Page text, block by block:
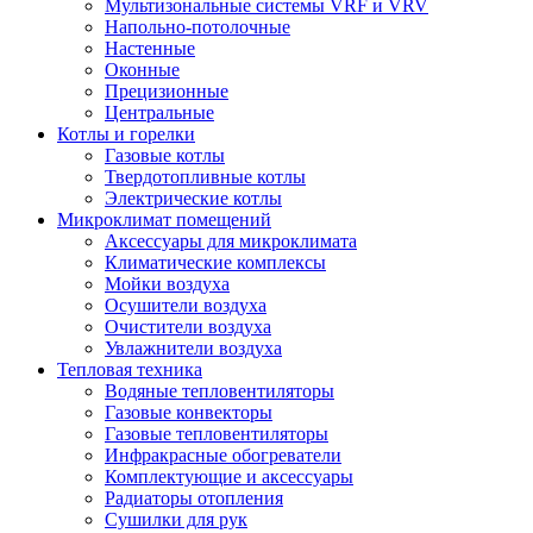
Мультизональные системы VRF и VRV
Напольно-потолочные
Настенные
Оконные
Прецизионные
Центральные
Котлы и горелки
Газовые котлы
Твердотопливные котлы
Электрические котлы
Микроклимат помещений
Аксессуары для микроклимата
Климатические комплексы
Мойки воздуха
Осушители воздуха
Очистители воздуха
Увлажнители воздуха
Тепловая техника
Водяные тепловентиляторы
Газовые конвекторы
Газовые тепловентиляторы
Инфракрасные обогреватели
Комплектующие и аксессуары
Радиаторы отопления
Сушилки для рук